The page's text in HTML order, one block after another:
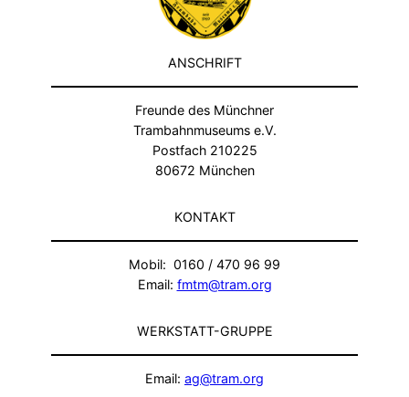
ANSCHRIFT
Freunde des Münchner
Trambahnmuseums e.V.
Postfach 210225
80672 München
KONTAKT
Mobil: 0160 / 470 96 99
Email: fmtm@tram.org
WERKSTATT-GRUPPE
Email: ag@tram.org